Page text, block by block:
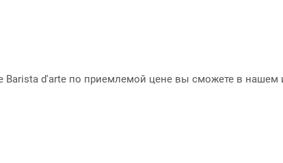
Barista d'arte по приемлемой цене вы сможете в нашем